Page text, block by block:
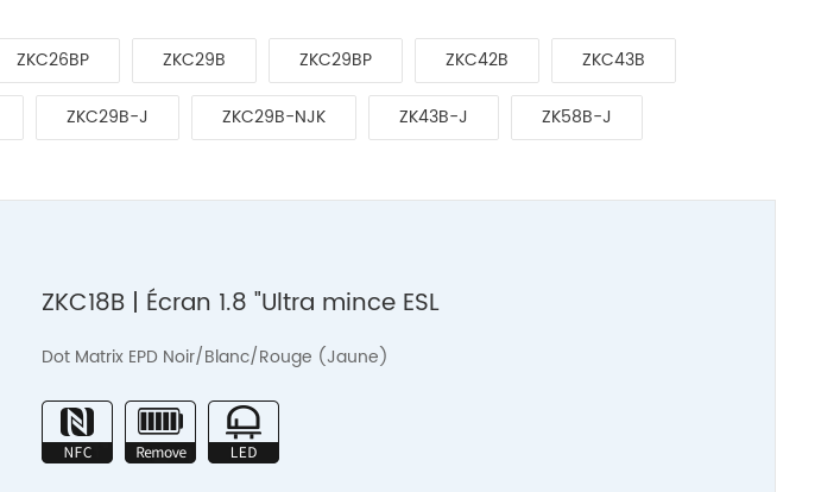
ZKC26BP ZKC29B ZKC29BP ZKC42B ZKC43B
ZKC29B-J ZKC29B-NJK ZK43B-J ZK58B-J
ZKC18B | Écran 1.8 "Ultra mince ESL
Dot Matrix EPD Noir/Blanc/Rouge (Jaune)